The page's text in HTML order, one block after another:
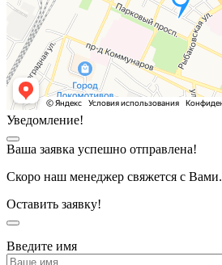
Уведомление!
Ваша заявка успешно отправлена!
Скоро наш менеджер свяжется с Вами.
Оставить заявку!
Введите имя